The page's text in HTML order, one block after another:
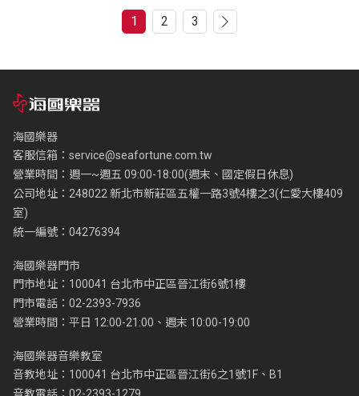
1 2 3
海國樂器
客服信箱： service@seafortune.com.tw
營業時間：週一~週五 09:00-18:00(週末、國定假日休息)
公司地址：248022 新北市新莊區五權一路3號4樓之3(仁愛大樓409
室)
統一編號：04276394
海國樂器門市
門市地址：100041 台北市中正區晉江街6號1樓
門市電話：02-2393-7936
營業時間：平日 12:00-21:00、週末 10:00-19:00
海國樂器音樂教室
音教地址：100041 台北市中正區晉江街6之1號1F、B1